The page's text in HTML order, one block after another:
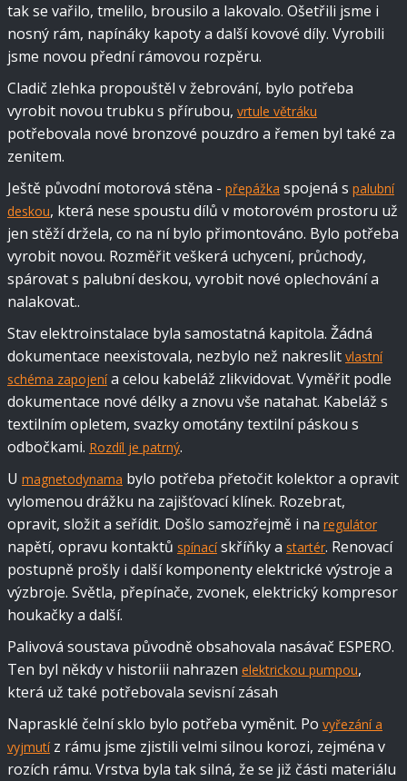
tak se vařilo, tmelilo, brousilo a lakovalo. Ošetřili jsme i
nosný rám, napínáky kapoty a další kovové díly. Vyrobili
jsme novou přední rámovou rozpěru.
Cladič zlehka propouštěl v žebrování, bylo potřeba
vyrobit novou trubku s přírubou, vrtule větráku
potřebovala nové bronzové pouzdro a řemen byl také za
zenitem.
Ještě původní motorová stěna - přepážka spojená s palubní
deskou, která nese spoustu dílů v motorovém prostoru už
jen stěží držela, co na ní bylo přimontováno. Bylo potřeba
vyrobit novou. Rozměřit veškerá uchycení, průchody,
spárovat s palubní deskou, vyrobit nové oplechování a
nalakovat..
Stav elektroinstalace byla samostatná kapitola. Žádná
dokumentace neexistovala, nezbylo než nakreslit vlastní
schéma zapojenía celou kabeláž zlikvidovat. Vyměřit podle
dokumentace nové délky a znovu vše natahat. Kabeláž s
textilním opletem, svazky omotány textilní páskou s
odbočkami. Rozdíl je patrný.
U magnetodynama bylo potřeba přetočit kolektor a opravit
vylomenou drážku na zajišťovací klínek. Rozebrat,
opravit, složit a seřídit. Došlo samozřejmě i na regulátor
napětí, opravu kontaktů spínacískříňky a startér. Renovací
postupně prošly i další komponenty elektrické výstroje a
výzbroje. Světla, přepínače, zvonek, elektrický kompresor
houkačky a další.
Palivová soustava původně obsahovala nasávač ESPERO.
Ten byl někdy v historiii nahrazen elektrickou pumpou,
která už také potřebovala sevisní zásah
Naprasklé čelní sklo bylo potřeba vyměnit. Po vyřezání a
vyjmutíz rámu jsme zjistili velmi silnou korozi, zejména v
rozích rámu. Vrstva byla tak silná, že se již části materiálu